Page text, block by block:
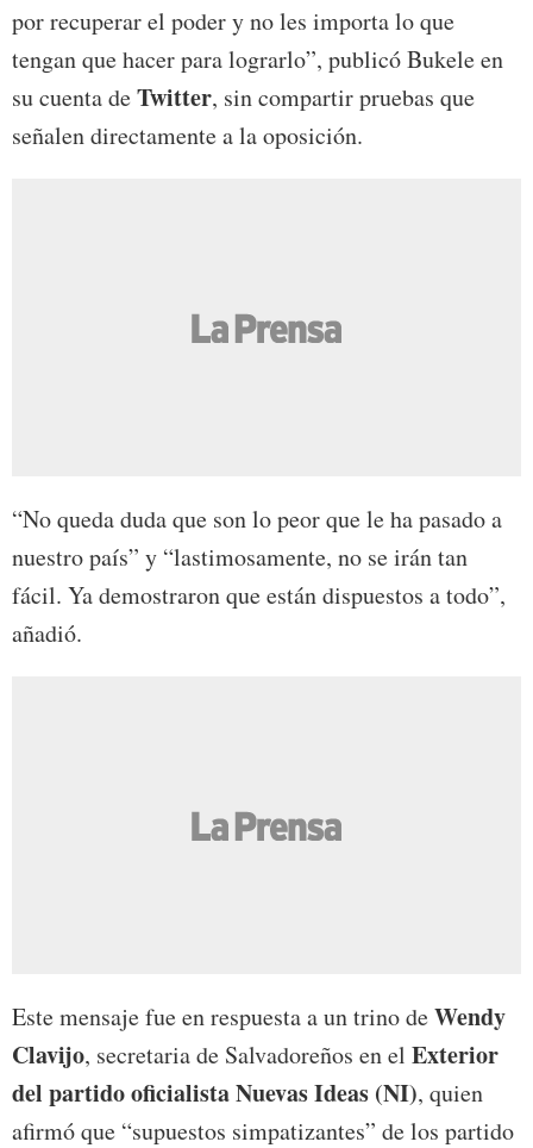
por recuperar el poder y no les importa lo que
tengan que hacer para lograrlo”, publicó Bukele en
su cuenta deTwitter, sin compartir pruebas que
señalen directamente a la oposición.
“No queda duda que son lo peor que le ha pasado a
nuestro país” y “lastimosamente, no se irán tan
fácil. Ya demostraron que están dispuestos a todo”,
añadió.
Este mensaje fue en respuesta a un trino deWendy
Clavijo, secretaria de Salvadoreños en el Exterior
del partido oficialista Nuevas Ideas (NI), quien
afirmó que “supuestos simpatizantes” de los partido